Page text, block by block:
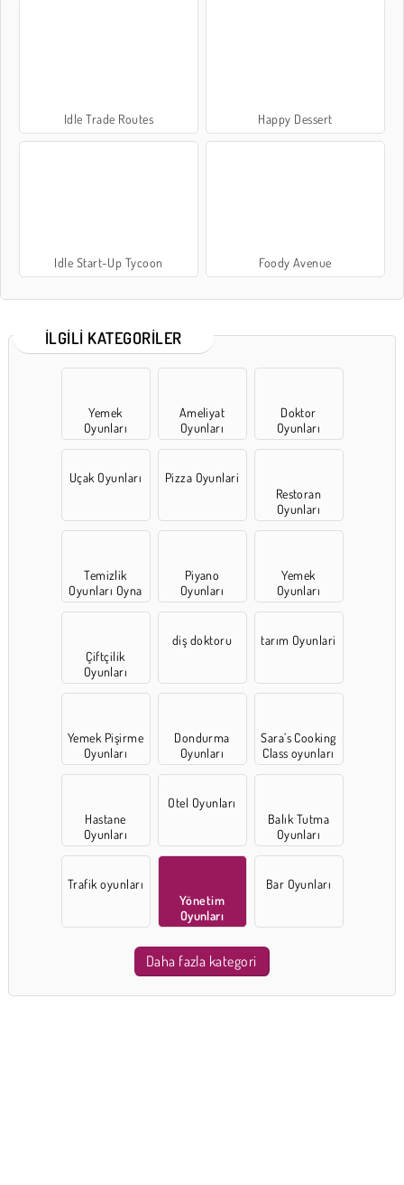
Idle Trade Routes Happy Dessert
Idle Start-Up Tycoon Foody Avenue
İLGILI KATEGORILER
Yemek
Oyunları
Ameliyat
Oyunları
Doktor
Oyunları
Uçak Oyunları
Pizza Oyunlari
Restoran
Oyunları
Temizlik
Oyunları Oyna
Piyano
Oyunları
Yemek
Oyunları
Çiftçilik
Oyunları
diş doktoru tarım Oyunlari
Yemek Pişirme
Oyunları
Dondurma
Oyunları
Sara’s Cooking
Class oyunları
Hastane
Oyunları
Otel Oyunları
Balık Tutma
Oyunları
Trafik oyunları
Yönetim
Oyunları
Bar Oyunları
Daha fazla kategori